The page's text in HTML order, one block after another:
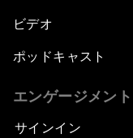
ビデオ
ポッドキャスト
エンゲージメント
サインイン